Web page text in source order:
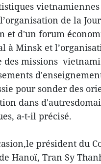
de la
et d'un forum
à Minsk et
des missions
pour sonder des
dans
a-t-il précisé.
président du
Hanoï, Tran Sy